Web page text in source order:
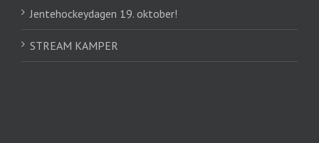
Jentehockeydagen 19. oktober!
STREAM KAMPER